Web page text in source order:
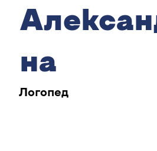
на
Логопед